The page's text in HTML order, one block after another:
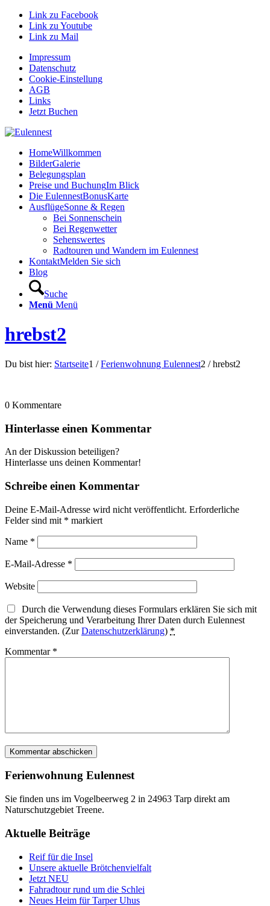
Link zu Facebook
Link zu Youtube
Link zu Mail
Impressum
Datenschutz
Cookie-Einstellung
AGB
Links
Jetzt Buchen
HomeWillkommen
BilderGalerie
Belegungsplan
Preise und BuchungIm Blick
Die EulennestBonusKarte
AusflügeSonne & Regen
Bei Sonnenschein
Bei Regenwetter
Sehenswertes
Radtouren und Wandern im Eulennest
KontaktMelden Sie sich
Blog
Suche
Menü Menü
hrebst2
Du bist hier: Startseite1 / Ferienwohnung Eulennest2 / hrebst2
0 Kommentare
Hinterlasse einen Kommentar
An der Diskussion beteiligen?
Hinterlasse uns deinen Kommentar!
Schreibe einen Kommentar
Deine E-Mail-Adresse wird nicht veröffentlicht. Erforderliche
Felder sind mit * markiert
Name *
E-Mail-Adresse *
Website
Durch die Verwendung dieses Formulars erklären Sie sich mit
der Speicherung und Verarbeitung Ihrer Daten durch Eulennest
einverstanden. (ZurDatenschutzerklärung) *
Kommentar *
Ferienwohnung Eulennest
Sie finden uns im Vogelbeerweg 2 in 24963 Tarp direkt am
Naturschutzgebiet Treene.
Aktuelle Beiträge
Reif für die Insel
Unsere aktuelle Brötchenvielfalt
Jetzt NEU
Fahradtour rund um die Schlei
Neues Heim für Tarper Uhus